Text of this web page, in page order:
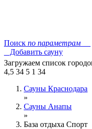
Поиск по параметрам
Добавить сауну
Загружаем список
4,5 34 5 1 34
Сауны Краснодара
»
Сауны Анапы
»
База отдыха Спорт